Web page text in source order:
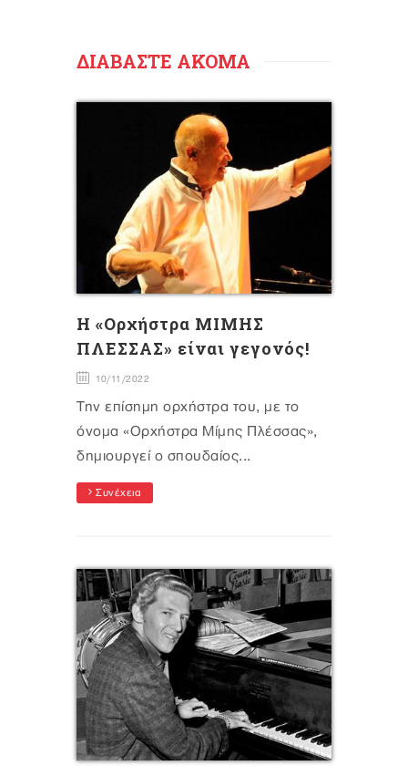
ΔΙΑΒΑΣΤΕ ΑΚΟΜΑ
H «Ορχήστρα ΜΙΜΗΣ
ΠΛΕΣΣΑΣ» είναι γεγονός!
10/11/2022
Την επίσημη ορχήστρα του, με το
όνομα «Ορχήστρα Μίμης Πλέσσας»,
δημιουργεί ο σπουδαίος...
Συνέχεια